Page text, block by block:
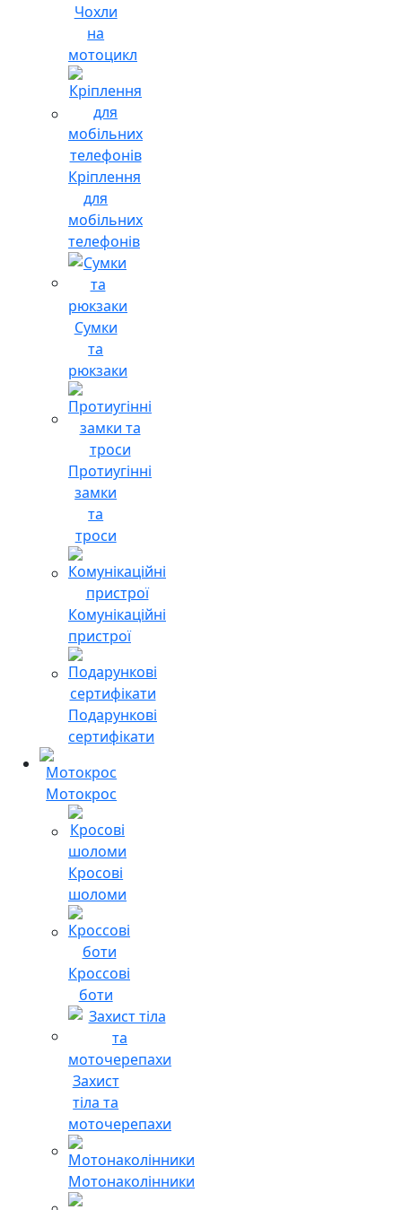
Чохли
на
мотоцикл
Кріплення
для
мобільних
телефонів
Сумки
та
рюкзаки
Протиугінні
замки
та
троси
Комунікаційні
пристрої
Подарункові
сертифікати
Мотокрос
Кросові
шоломи
Кроссові
боти
Захист
тіла та
моточерепахи
Мотонаколінники